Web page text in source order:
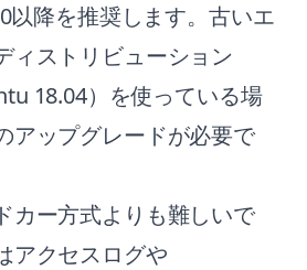
以降を推奨します。古いエ
ィストリビューション
18.04）を使っている場
アップグレードが必要で
カー方式よりも難しいで
アクセスログや